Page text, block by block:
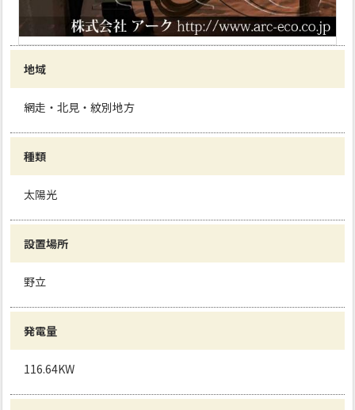
地域
網走・北見・紋別地方
種類
太陽光
設置場所
野立
発電量
116.64KW